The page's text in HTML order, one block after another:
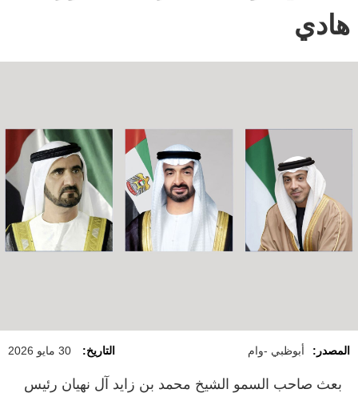
هادي
المصدر: أبوظبي -وام التاريخ: 30 مايو 2026
بعث صاحب السمو الشيخ محمد بن زايد آل نهيان رئيس